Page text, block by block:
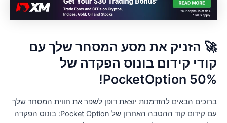
הזניק את מסע המסחר שלך עם
קידום בונוס הפקדה של
PocketOption
הבאים להזדמנות יוצאת דופן לשפר את חווית המסחר שלך
עם קידום קוד ההטבה האחרון של Pocket Option: בונוס הפקדה